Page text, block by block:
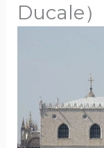
Ducale）